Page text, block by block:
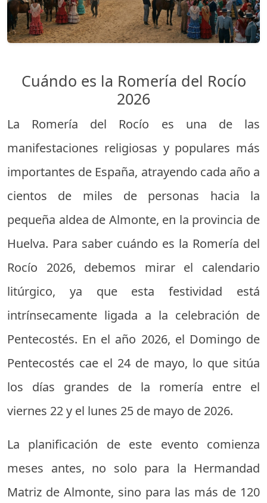
Cuándo es la Romería del Rocío
2026
La Romería del Rocío es una de las
manifestaciones religiosas y populares más
importantes de España, atrayendo cada año a
cientos de miles de personas hacia la
pequeña aldea de Almonte, en la provincia de
Huelva. Para saber cuándo es la Romería del
Rocío 2026, debemos mirar el calendario
litúrgico, ya que esta festividad está
intrínsecamente ligada a la celebración de
Pentecostés. En el año 2026, el Domingo de
Pentecostés cae el 24 de mayo, lo que sitúa
los días grandes de la romería entre el
viernes 22 y el lunes 25 de mayo de 2026.
La planificación de este evento comienza
meses antes, no solo para la Hermandad
Matriz de Almonte, sino para las más de 120